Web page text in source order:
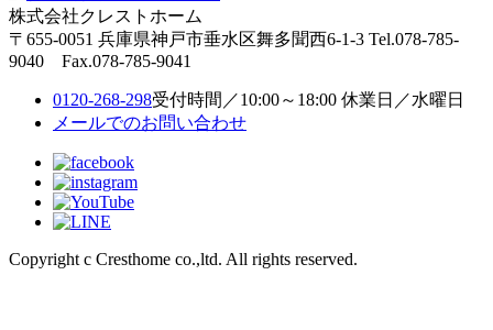
株式会社クレストホーム
〒655-0051 兵庫県神戸市垂水区舞多聞西6-1-3 Tel.078-785-
9040 Fax.078-785-9041
0120-268-298受付時間／10:00～18:00 休業日／水曜日
メールでのお問い合わせ
Copyright c Cresthome co.,ltd. All rights reserved.